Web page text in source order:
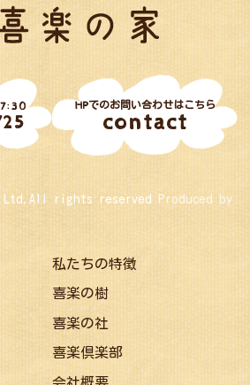
HPでのお問い合わせはこちら
contact
Ltd.All rights reserved Produced by
私たちの特徴
喜楽の樹
喜楽の社
喜楽倶楽部
会社概要